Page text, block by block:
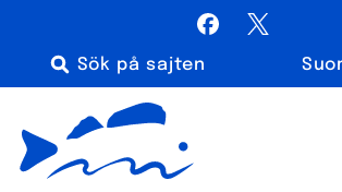
innehåll
Facebook
Euroopan meri-, kalatalous- ja vesiviljelyrahasto